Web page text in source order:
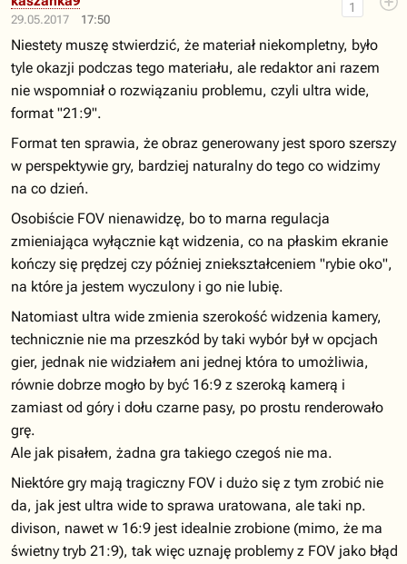
29.05.2017 17:50
1
Niestety muszę stwierdzić, że materiał niekompletny, było
tyle okazji podczas tego materiału, ale redaktor ani razem
nie wspomniał o rozwiązaniu problemu, czyli ultra wide,
format "21:9".
Format ten sprawia, że obraz generowany jest sporo szerszy
w perspektywie gry, bardziej naturalny do tego co widzimy
na co dzień.
Osobiście FOV nienawidzę, bo to marna regulacja
zmieniająca wyłącznie kąt widzenia, co na płaskim ekranie
kończy się prędzej czy później zniekształceniem "rybie oko",
na które ja jestem wyczulony i go nie lubię.
Natomiast ultra wide zmienia szerokość widzenia kamery,
technicznie nie ma przeszkód by taki wybór był w opcjach
gier, jednak nie widziałem ani jednej która to umożliwia,
równie dobrze mogło by być 16:9 z szeroką kamerą i
zamiast od góry i dołu czarne pasy, po prostu renderowało
grę.
Ale jak pisałem, żadna gra takiego czegoś nie ma.
Niektóre gry mają tragiczny FOV i dużo się z tym zrobić nie
da, jak jest ultra wide to sprawa uratowana, ale taki np.
divison, nawet w 16:9 jest idealnie zrobione (mimo, że ma
świetny tryb 21:9), tak więc uznaję problemy z FOV jako błąd